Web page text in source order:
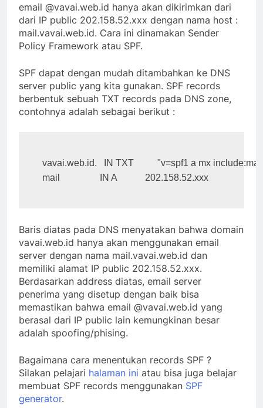
email @vavai.web.id hanya akan dikirimkan dari
dari IP public 202.158.52.xxx dengan nama host :
mail.vavai.web.id. Cara ini dinamakan Sender
Policy Framework atau SPF.
SPF dapat dengan mudah ditambahkan ke DNS
server public yang kita gunakan. SPF records
berbentuk sebuah TXT records pada DNS zone,
contohnya adalah sebagai berikut :
vavai.web.id.   IN TXT          "v=spf1 a mx
Baris diatas pada DNS menyatakan bahwa domain
vavai.web.id hanya akan menggunakan email
server dengan nama mail.vavai.web.id dan
memiliki alamat IP public 202.158.52.xxx.
Berdasarkan address diatas, email server
penerima yang disetup dengan baik bisa
memastikan bahwa email @vavai.web.id yang
berasal dari IP public lain kemungkinan besar
adalah spoofing/phising.
Bagaimana cara menentukan records SPF ?
Silakan pelajari halaman ini atau bisa juga belajar
membuat SPF records menggunakan SPF
generator.